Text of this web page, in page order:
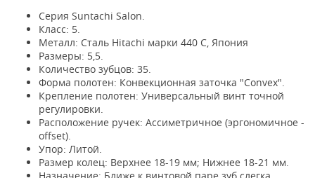
Серия Suntachi Salon.
Класс: 5.
Металл: Сталь Hitachi марки 440 C, Япония
Размеры: 5,5.
Количество зубцов: 35.
Форма полотен: Конвекционная заточка "Convex".
Крепление полотен: Универсальный винт точной
регулировки.
Расположение ручек: Ассиметричное (эргономичное -
offset).
Упор: Литой.
Размер колец: Верхнее 18-19 мм; Нижнее 18-21 мм.